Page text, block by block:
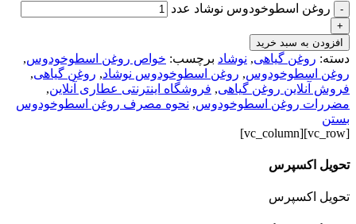
- روغن اسطوخودوس نوشاد عدد
+
افزودن به سبد خرید
دسته: روغن گیاهی, نوشاد برچسب: خواص روغن اسطوخودوس,
روغن اسطوخودوس, روغن اسطوخودوس نوشاد, روغن گیاهی,
فروش آنلاین روغن گیاهی, فروشگاه اینترنتی عطاری آنلاین,
مضررات روغن اسطوخودوس, نحوه مصرف روغن اسطوخودوس
بستن
[vc_row][vc_column]
تحویل اکسپرس
تحویل اکسپرس